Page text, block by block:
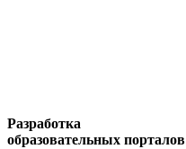
Разработка
образовательных порталов